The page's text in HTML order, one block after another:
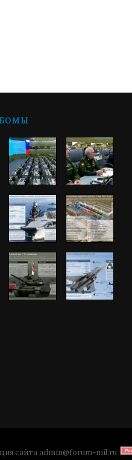
сайта admin@forum-mil.ru